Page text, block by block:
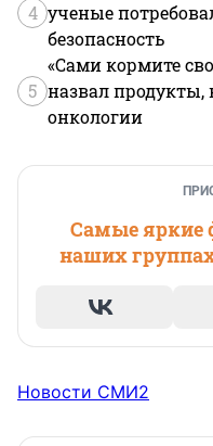
4 ученые
безопасность
5
«Сами кормите
назвал продукты,
онкологии
Самые яркие
наших
Новости СМИ2